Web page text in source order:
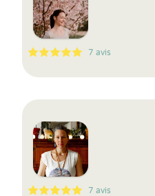
5
1
5
7 7 avis
7 avis